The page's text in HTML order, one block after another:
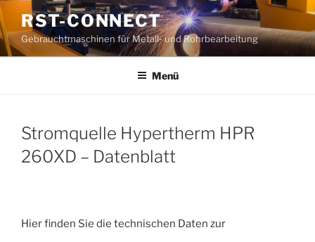
Zum
Inhalt
springen
RST-CONNECT
Gebrauchtmaschinen für Metall- und Rohrbearbeitung
Menü
Stromquelle Hypertherm HPR
260XD – Datenblatt
Hier finden Sie die technischen Daten zur